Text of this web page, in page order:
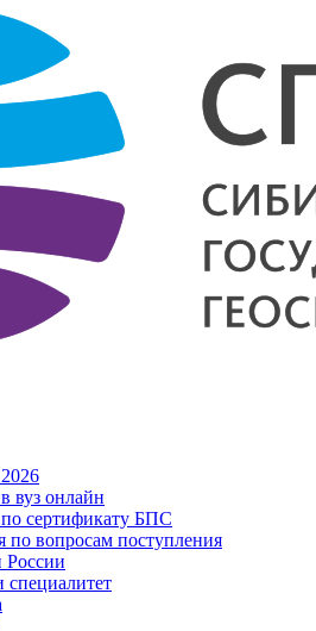
вуз онлайн
сертификату БПС
по вопросам поступления
специалитет